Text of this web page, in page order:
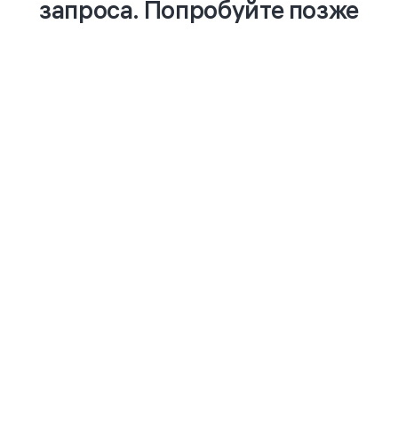
запроса. Попробуйте позже